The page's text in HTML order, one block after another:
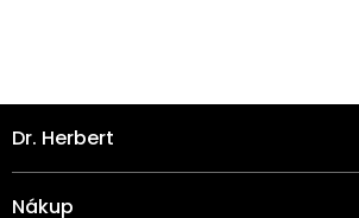
Z
á
p
a
Dr. Herbert
Nákup